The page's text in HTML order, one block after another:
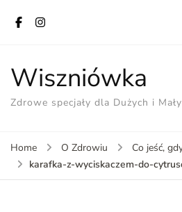
Wiszniówka
Zdrowe specjały dla Dużych i
Home O Zdrowiu
Co jeść,
karafka-z-wyciskaczem-do-